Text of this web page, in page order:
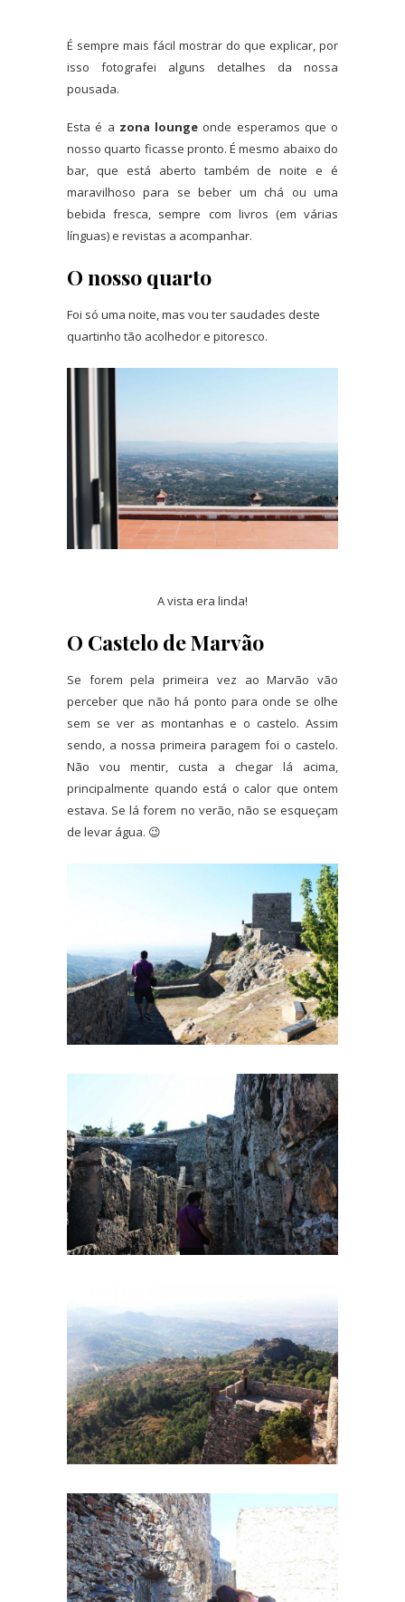
É sempre mais fácil mostrar do que explicar, por
isso fotografei alguns detalhes da nossa
pousada.
Esta é a zona lounge onde esperamos que o
nosso quarto ficasse pronto. É mesmo abaixo do
bar, que está aberto também de noite e é
maravilhoso para se beber um chá ou uma
bebida fresca, sempre com livros (em várias
línguas) e revistas a acompanhar.
O nosso quarto
Foi só uma noite, mas vou ter saudades deste
quartinho tão acolhedor e pitoresco.
A vista era linda!
O Castelo de Marvão
Se forem pela primeira vez ao Marvão vão
perceber que não há ponto para onde se olhe
sem se ver as montanhas e o castelo. Assim
sendo, a nossa primeira paragem foi o castelo.
Não vou mentir, custa a chegar lá acima,
principalmente quando está o calor que ontem
estava. Se lá forem no verão, não se esqueçam
de levar água. 😉